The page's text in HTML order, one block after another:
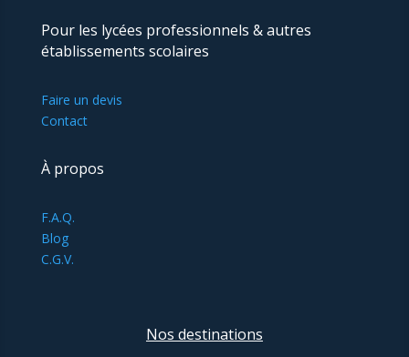
Pour les lycées professionnels & autres
établissements scolaires
Faire un devis
Contact
À propos
F.A.Q.
Blog
C.G.V.
Nos destinations